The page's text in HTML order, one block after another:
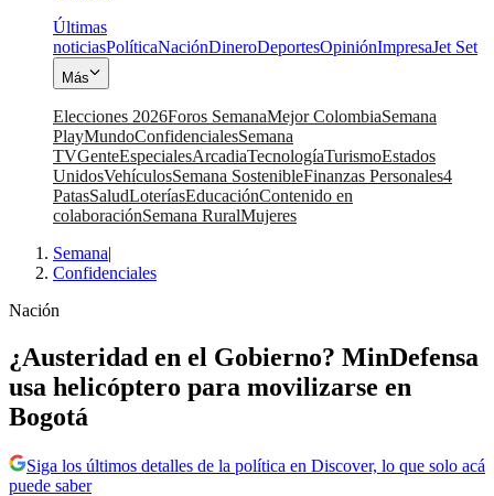
Últimas
noticiasPolíticaNaciónDineroDeportesOpiniónImpresaJet Set
Más
Elecciones 2026Foros SemanaMejor ColombiaSemana
PlayMundoConfidencialesSemana
TVGenteEspecialesArcadiaTecnologíaTurismoEstados
UnidosVehículosSemana SostenibleFinanzas Personales4
PatasSaludLoteríasEducaciónContenido en
colaboraciónSemana RuralMujeres
Semana|
Confidenciales
Nación
¿Austeridad en el Gobierno? MinDefensa
usa helicóptero para movilizarse en
Bogotá
Siga los últimos detalles de la política en Discover, lo que solo acá
puede saber